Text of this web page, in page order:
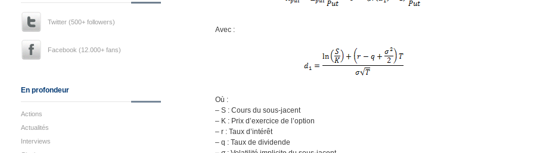
Twitter (500+ followers)
Facebook (12.000+ fans)
En profondeur
Actions
Actualités
Interviews
Avec :
Où :
– S : Cours du sous-jacent
– K : Prix d’exercice de l’option
– r : Taux d’intérêt
– q : Taux de dividende